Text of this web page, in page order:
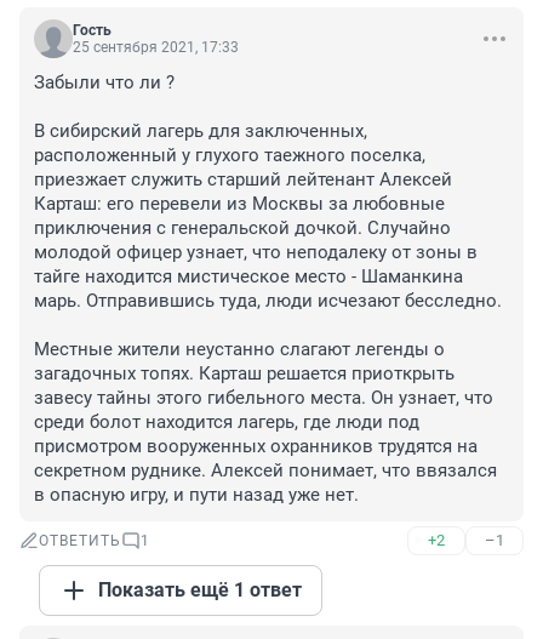
Гость
25 сентября 2021, 17:33
Забыли что ли ?
В сибирский лагерь для заключенных,
расположенный у глухого таежного поселка,
приезжает служить старший лейтенант Алексей
Карташ: его перевели из Москвы за любовные
приключения с генеральской дочкой. Случайно
молодой офицер узнает, что неподалеку от зоны в
тайге находится мистическое место - Шаманкина
марь. Отправившись туда, люди исчезают бесследно.
Местные жители неустанно слагают легенды о
загадочных топях. Карташ решается приоткрыть
завесу тайны этого гибельного места. Он узнает, что
среди болот находится лагерь, где люди под
присмотром вооруженных охранников трудятся на
секретном руднике. Алексей понимает, что ввязался
в опасную игру, и пути назад уже нет.
ОТВЕТИТЬ 1 +2 –1
Показать ещё 1 ответ